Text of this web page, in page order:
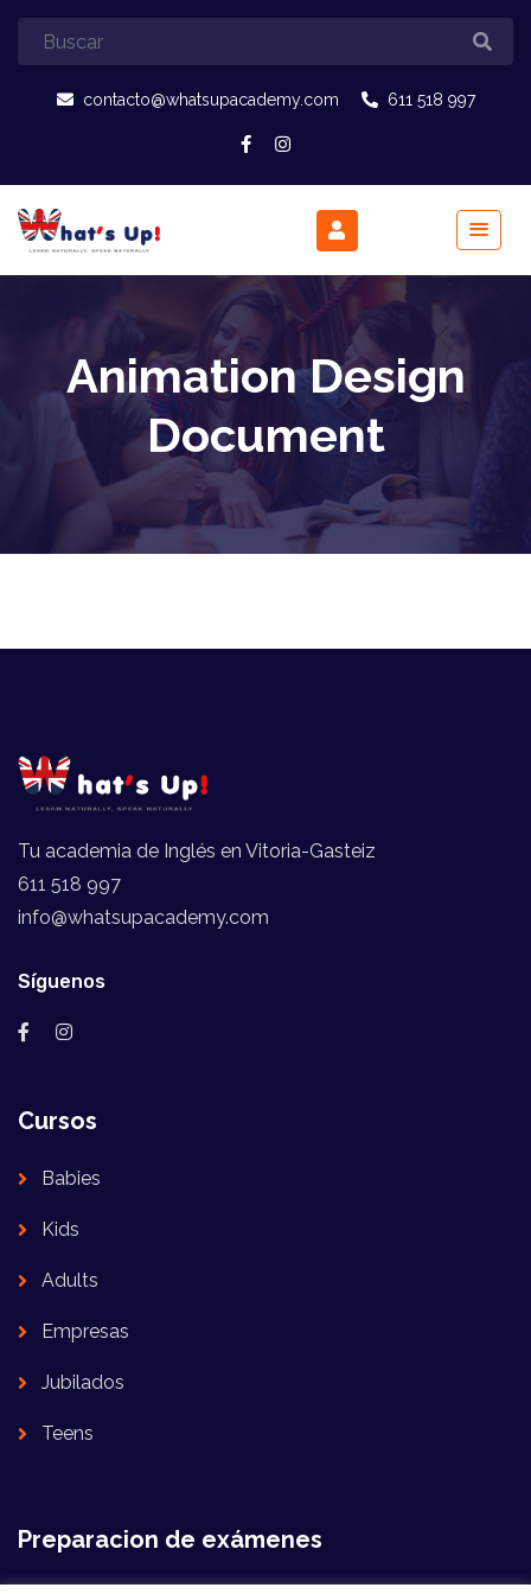
contacto@whatsupacademy.com 611 518 997
Animation Design
Document
Tu academia de Inglés en Vitoria-Gasteiz
611 518 997
info@whatsupacademy.com
Síguenos
Cursos
Babies
Kids
Adults
Empresas
Jubilados
Teens
Preparacion de exámenes